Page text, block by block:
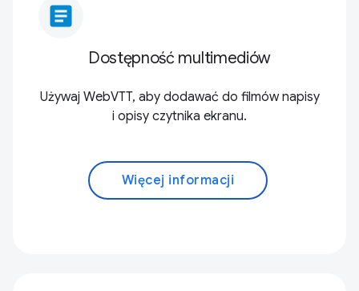
article
Dostępność multimediów
Używaj WebVTT, aby dodawać do filmów napisy
i opisy czytnika ekranu.
Więcej informacji